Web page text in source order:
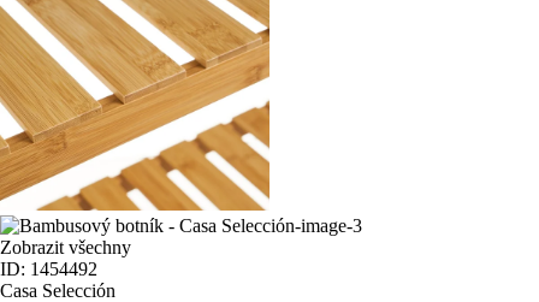
Zobrazit všechny
ID: 1454492
Casa Selección